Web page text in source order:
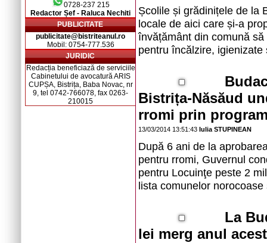
0728-237 215
Redactor Șef - Raluca Nechiti
PUBLICITATE
publicitate@bistriteanul.ro
Mobil: 0754-777.536
JURIDIC
Redacția beneficiază de serviciile
Cabinetului de avocatură ARIS
CUPȘA, Bistrița, Baba Novac, nr
9, tel 0742-766078, fax 0263-
210015
Școlile și grădinițele de la
locale de aici care și-a
învățământ din comună
pentru încălzire,
Bistrița-Năsăud
rromi prin
13/03/2014 13:51:43 Iulia STUPINEAN
După 6 ani de la
pentru rromi, Guvernul
pentru Locuinţe peste 2
lista comunelor
La
lei merg anul